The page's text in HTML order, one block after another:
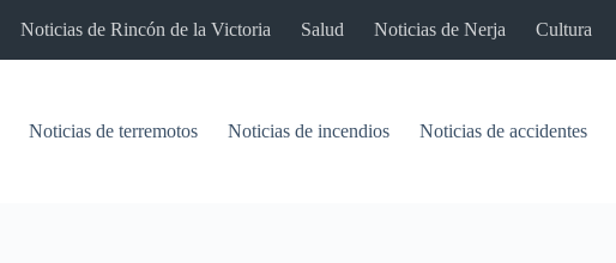
Noticias de Rincón de la Victoria Salud Noticias de Nerja Cultura
Noticias de terremotos Noticias de incendios Noticias de accidentes